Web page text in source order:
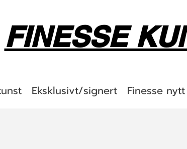
FINESSE
Eksklusivt/signert Finesse nytt